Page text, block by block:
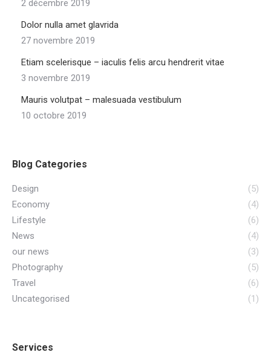
2 décembre 2019
Dolor nulla amet glavrida
27 novembre 2019
Etiam scelerisque – iaculis felis arcu hendrerit vitae
3 novembre 2019
Mauris volutpat – malesuada vestibulum
10 octobre 2019
Blog Categories
Design
(5)
Economy
(4)
Lifestyle
(6)
News
(4)
our news
(3)
Photography
(5)
Travel
(6)
Uncategorised
(1)
Services